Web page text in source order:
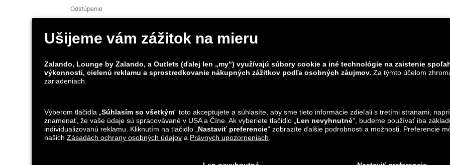
Odstúpenie
Nahlásiť slabé miesto
Bezpečnosť výrobkov
Možnosti dopravy
Lounge by Zalando
¹ Všetky ceny zahŕňajú DPH; balné a spracovanie objednávky nie je v cene zahrnuté ³ povinné polia